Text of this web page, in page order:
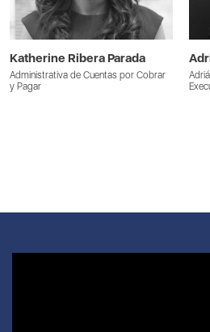
Katherine Ribera Parada
Administrativa de Cuentas por Cobrar
y Pagar